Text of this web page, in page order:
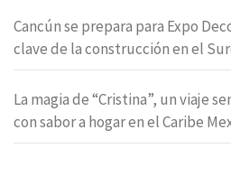
Cancún se prepara para Expo
clave de la construcción en el
La magia de “Cristina”, un viaje
con sabor a hogar en el Caribe